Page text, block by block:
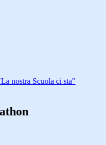
nostra Scuola ci sta"